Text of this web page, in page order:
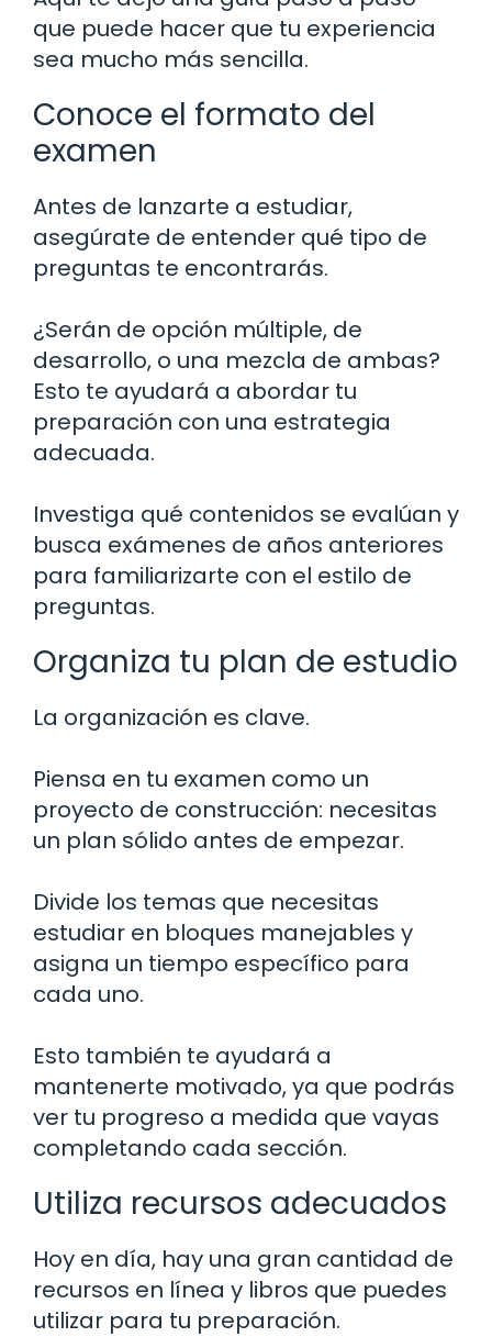
que puede hacer que tu experiencia
sea mucho más sencilla.
Conoce el formato del
examen
Antes de lanzarte a estudiar,
asegúrate de entender qué tipo de
preguntas te encontrarás.
¿Serán de opción múltiple, de
desarrollo, o una mezcla de ambas?
Esto te ayudará a abordar tu
preparación con una estrategia
adecuada.
Investiga qué contenidos se evalúan y
busca exámenes de años anteriores
para familiarizarte con el estilo de
preguntas.
Organiza tu plan de estudio
La organización es clave.
Piensa en tu examen como un
proyecto de construcción: necesitas
un plan sólido antes de empezar.
Divide los temas que necesitas
estudiar en bloques manejables y
asigna un tiempo específico para
cada uno.
Esto también te ayudará a
mantenerte motivado, ya que podrás
ver tu progreso a medida que vayas
completando cada sección.
Utiliza recursos adecuados
Hoy en día, hay una gran cantidad de
recursos en línea y libros que puedes
utilizar para tu preparación.